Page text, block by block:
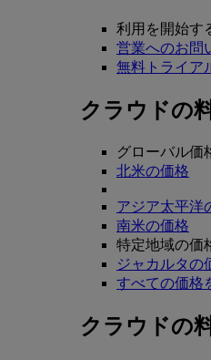
利用を開始す
営業へのお問
無料トライア
クラウドの
グローバル価
北米の価格
アジア太平洋
南米の価格
特定地域の価
ジャカルタの
すべての価格
クラウドの